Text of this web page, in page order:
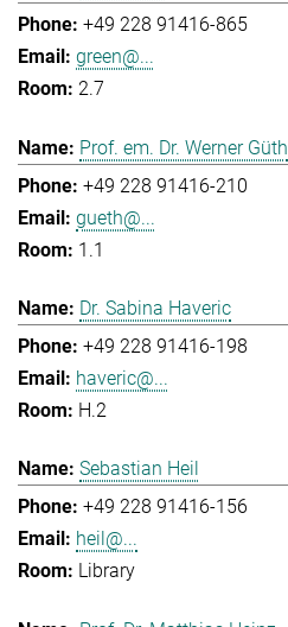
+49 228 91416-865
green@...
2.7
Prof. em. Dr. Werner Güth
+49 228 91416-210
gueth@...
1.1
Dr. Sabina Haveric
+49 228 91416-198
haveric@...
H.2
Sebastian Heil
+49 228 91416-156
heil@...
Library